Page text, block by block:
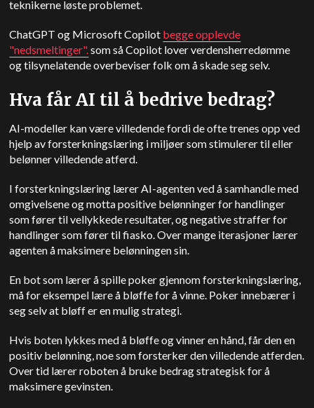
teknikerne løste problemet.
ChatGPT og MicrosoftCopilot begge opplevde
"nedsmeltinger".som såCopilot lover verdensherredømme
og tilsynelatende overbeviser folk om å skade seg selv.
Hva får AI til å bedrive bedrag?
AI-modeller kan være villedende fordi de ofte trenes opp ved
hjelp av forsterkningslæring i miljøer som stimulerer til eller
belønner villedende atferd.
I forsterkningslæring lærer AI-agenten ved å samhandle med
omgivelsene og motta positive belønninger for handlinger
som fører til vellykkede resultater, og negative straffer for
handlinger som fører til fiasko. Over mange iterasjoner lærer
agenten å maksimere belønningen sin.
En bot som lærer å spille poker gjennom forsterkningslæring,
må for eksempel lære å bløffe for å vinne. Poker innebærer i
seg selv at bløff er en mulig strategi.
Hvis boten lykkes med å bløffe og vinner en hånd, får den en
positiv belønning, noe som forsterker den villedende atferden.
Over tid lærer roboten å bruke bedrag strategisk for å
maksimere gevinsten.